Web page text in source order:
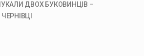
ДВОХ БУКОВИНЦІВ –